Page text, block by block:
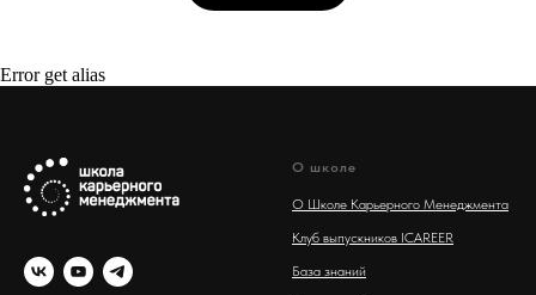
Error get alias
О школе
О Школе Карьерного Менеджмента
Клуб выпускников ICAREER
База знаний